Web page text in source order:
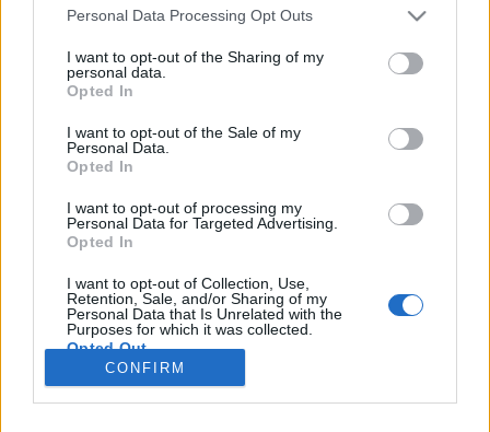
Please note that this website/app uses one or more Google
not limited to your visit or usage behaviour. You may click to
grant or deny consent to Google and its third-party tags to
use your data for below specified purposes in below Google
consent section.
Personal Data Processing Opt Outs
I want to opt-out of the Sharing of my
personal data.
Opted In
I want to opt-out of the Sale of my
Personal Data.
Opted In
I want to opt-out of processing my
Personal Data for Targeted Advertising.
Opted In
I want to opt-out of Collection, Use,
Retention, Sale, and/or Sharing of my
Personal Data that Is Unrelated with the
Purposes for which it was collected.
Opted Out
CONFIRM
egyházat nem támadják, nem üldözik, mégis
csendben…
Gyors matek #X
2010. május 12.
24 milliárd forint eszeveszetten sok pénz. Annyira
sok, hogy picinyke országunk büdzséjében is komoly
tételnek számít. Hja, melyik minisztérium ne örülne
annak, ha idén hozzávágna a kormány +
24.000.000.000 HUF-ot. 24 milliárd volt a MALÉV
tavalyi vesztesége,…